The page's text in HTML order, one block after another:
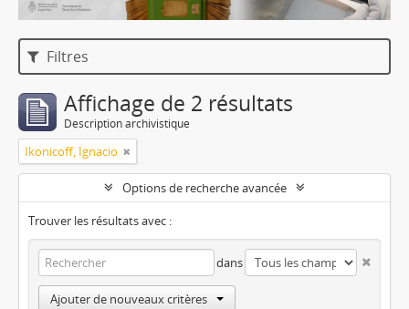
Filtres
Affichage de 2 résultats
Description archivistique
Ikonicoff, Ignacio
Options de recherche avancée
Trouver les résultats avec :
dans
Ajouter de nouveaux critères